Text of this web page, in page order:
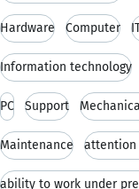
Hardware Computer
Information technology
PC Support
Maintenance
ability to work under